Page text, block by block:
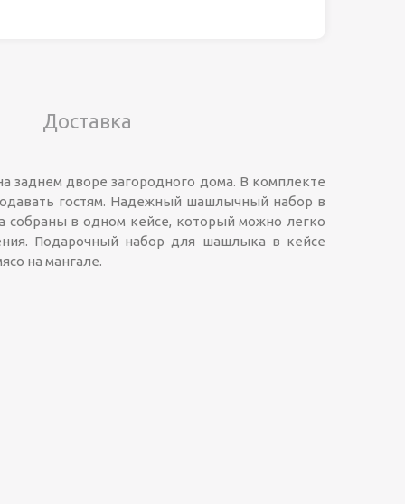
Доставка
дворе загородного дома. В комплекте
гостям. Надежный шашлычный набор в
собраны в одном кейсе, который можно легко
Подарочный набор для шашлыка в кейсе
на мангале.